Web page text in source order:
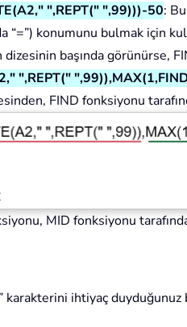
",REPT(" ",99)))-50:
“=”) konumunu bulmak için
başında görünürse,
",REPT("
FIND fonksiyonu
MID fonksiyonu
karakterini ihtiyaç